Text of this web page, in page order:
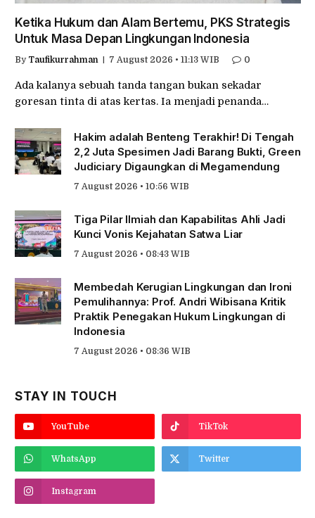
Ketika Hukum dan Alam Bertemu, PKS Strategis
Untuk Masa Depan Lingkungan Indonesia
By Taufikurrahman 7 August 2026 • 11:13 WIB 0
Ada kalanya sebuah tanda tangan bukan sekadar
goresan tinta di atas kertas. Ia menjadi penanda…
Hakim adalah Benteng Terakhir! Di Tengah
2,2 Juta Spesimen Jadi Barang Bukti, Green
Judiciary Digaungkan di Megamendung
7 August 2026 • 10:56 WIB
Tiga Pilar Ilmiah dan Kapabilitas Ahli Jadi
Kunci Vonis Kejahatan Satwa Liar
7 August 2026 • 08:43 WIB
Membedah Kerugian Lingkungan dan Ironi
Pemulihannya: Prof. Andri Wibisana Kritik
Praktik Penegakan Hukum Lingkungan di
Indonesia
7 August 2026 • 08:36 WIB
STAY IN TOUCH
YouTube TikTok
WhatsApp Twitter
Instagram